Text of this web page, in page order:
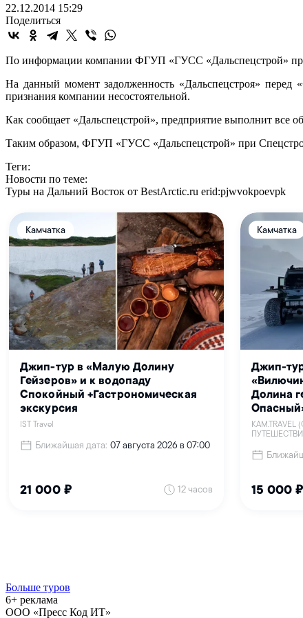
22.12.2014 15:29
Поделиться
По информации компании ФГУП «ГУСС «Дальспецстрой» при
На данный момент задолженность «Дальспецстроя»
признания компании несостоятельной.
Как сообщает «Дальспецстрой», предприятие выполнит все
Таким образом, ФГУП «ГУСС «Дальспецстрой» при
Теги:
Новости по теме:
Туры на Дальний Восток от BestArctic.ru erid:pjwvokpoevpk
Больше туров
6+ реклама
ООО «Пресс Код ИТ»